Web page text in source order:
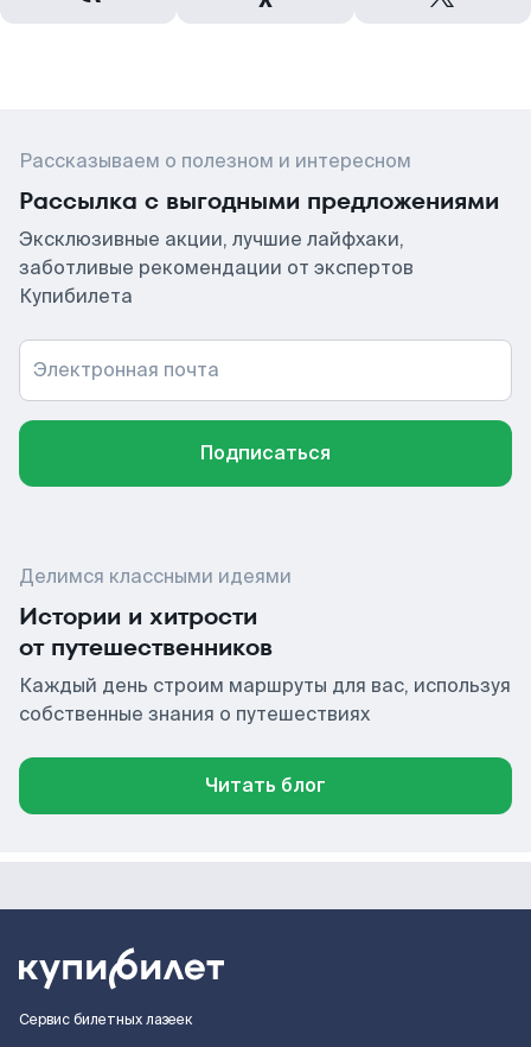
Рассказываем о полезном и интересном
Рассылка с выгодными предложениями
Эксклюзивные акции, лучшие лайфхаки,
заботливые рекомендации от экспертов
Купибилета
Электронная почта
Подписаться
Делимся классными идеями
Истории и хитрости
от путешественников
Каждый день строим маршруты для вас, используя
собственные знания о путешествиях
Читать блог
Сервис билетных лазеек